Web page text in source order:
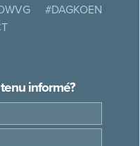
#DAGKOEN
informé?